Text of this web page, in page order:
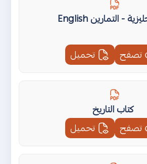
كتاب اللغة الإنجليزية - التمارين English
تصفح
تحميل
كتاب التاريخ
تصفح
تحميل